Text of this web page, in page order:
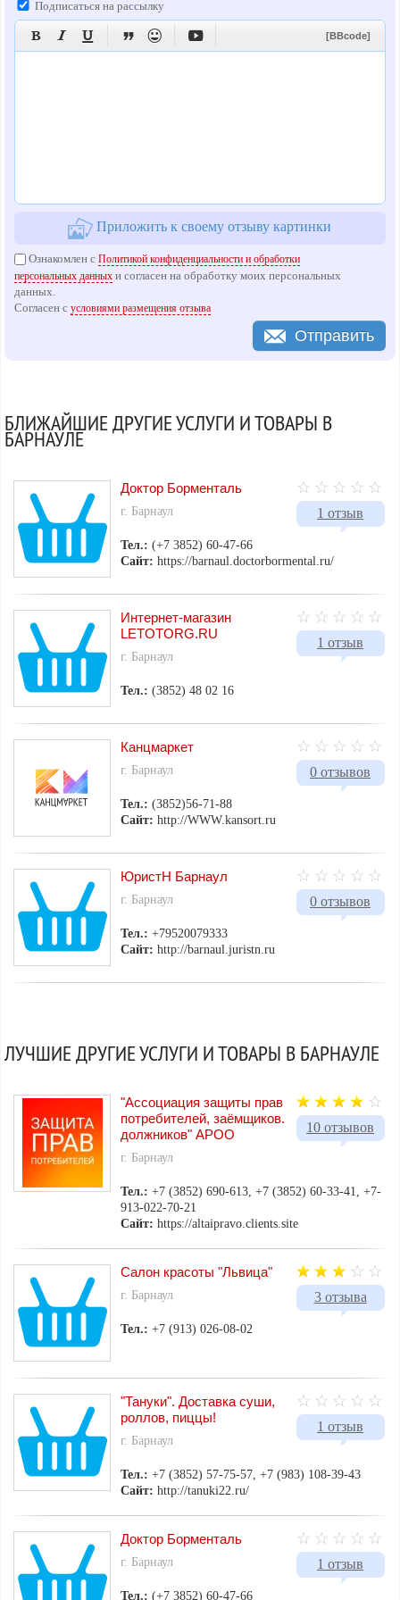
Подписаться на рассылку
      [BBcode]
Приложить к своему отзыву картинки
Ознакомлен сПолитикой конфиденциальности и обработки
персональных данных и согласен на обработку моих персональных
данных.
Согласен сусловиями размещения отзыва
Отправить
БЛИЖАЙШИЕ ДРУГИЕ УСЛУГИ И ТОВАРЫ В
БАРНАУЛЕ
1 отзыв
Доктор Борменталь
г. Барнаул
Тел.:(+7 3852) 60-47-66
Сайт: https://barnaul.doctorbormental.ru/
1 отзыв
Интернет-магазин
LETOTORG.RU
г. Барнаул
Тел.:(3852) 48 02 16
0 отзывов
Канцмаркет
г. Барнаул
Тел.:(3852)56-71-88
Сайт: http://WWW.kansort.ru
0 отзывов
ЮристН Барнаул
г. Барнаул
Тел.:+79520079333
Сайт: http://barnaul.juristn.ru
ЛУЧШИЕ ДРУГИЕ УСЛУГИ И ТОВАРЫ В БАРНАУЛЕ
10 отзывов
"Ассоциация защиты прав
потребителей, заёмщиков.
должников" АРОО
г. Барнаул
Тел.:+7 (3852) 690-613, +7 (3852) 60-33-41, +7-
913-022-70-21
Сайт: https://altaipravo.clients.site
3 отзыва
Салон красоты "Львица"
г. Барнаул
Тел.:+7 (913) 026-08-02
1 отзыв
"Тануки". Доставка суши,
роллов, пиццы!
г. Барнаул
Тел.:+7 (3852) 57-75-57, +7 (983) 108-39-43
Сайт: http://tanuki22.ru/
1 отзыв
Доктор Борменталь
г. Барнаул
Тел.:(+7 3852) 60-47-66